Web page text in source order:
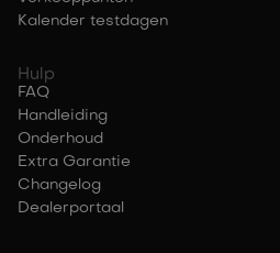
Kalender testdagen
Hulp
FAQ
Handleiding
Onderhoud
Extra Garantie
Changelog
Dealerportaal